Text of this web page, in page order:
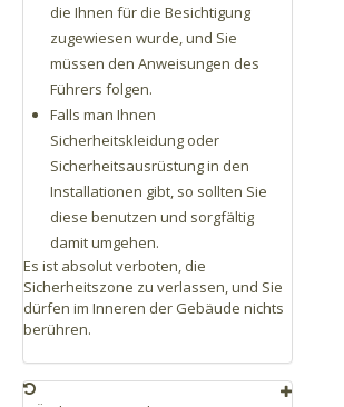
die Ihnen für die Besichtigung
zugewiesen wurde, und Sie
müssen den Anweisungen des
Führers folgen.
Falls man Ihnen
Sicherheitskleidung oder
Sicherheitsausrüstung in den
Installationen gibt, so sollten Sie
diese benutzen und sorgfältig
damit umgehen.
Es ist absolut verboten, die
Sicherheitszone zu verlassen, und Sie
dürfen im Inneren der Gebäude nichts
berühren.